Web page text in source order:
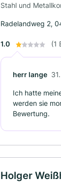
Stahl und
Radelandweg 2,
1.0 (1
herr lange
Ich hatte
werden sie
Bewertung.
Holger